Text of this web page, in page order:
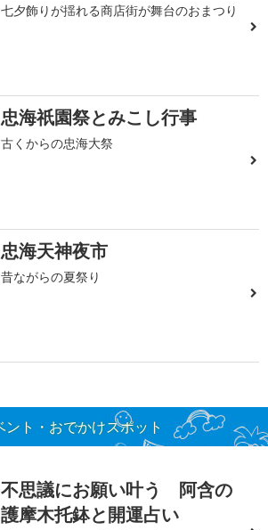
七夕飾りが揺れる商店街が舞台のおまつり
忠海祇園祭とみこし行事
古くからの忠海大祭
忠海天神夜市
昔ながらの夏祭り
ト・おでかけスポット
不思議にお願い叶う 阿含の
護摩木托鉢と開運占い